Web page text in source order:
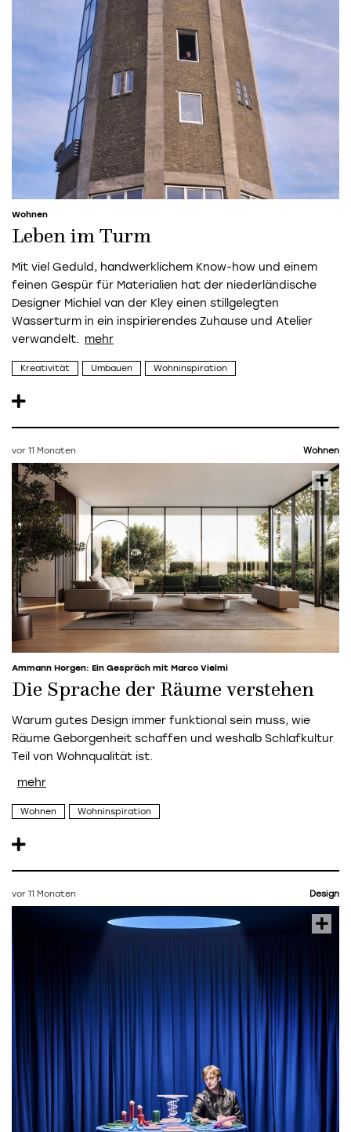
Wohnen
Leben im Turm
Mit viel Geduld, handwerklichem Know-how und einem
feinen Gespür für Materialien hat der niederländische
Designer Michiel van der Kley einen stillgelegten
Wasserturm in ein inspirierendes Zuhause und Atelier
verwandelt.
Kreativität Umbauen Wohninspiration
vor 11 Monaten Wohnen
Ammann Horgen: Ein Gespräch mit Marco Vielmi
Die Sprache der Räume verstehen
Warum gutes Design immer funktional sein muss, wie
Räume Geborgenheit schaffen und weshalb Schlafkultur
Teil von Wohnqualität ist.
Wohnen Wohninspiration
vor 11 Monaten Design